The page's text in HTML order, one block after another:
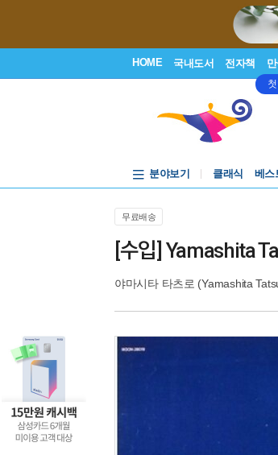
HOME 국내도서 전자책
분야보기 클래식 베스
무료배송
[수입] Yamashita
야마시타 타츠로 (Yamashita